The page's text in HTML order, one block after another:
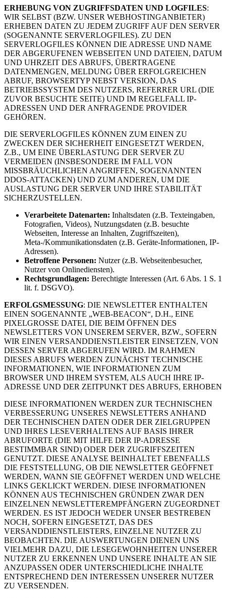
ERHEBUNG VON ZUGRIFFSDATEN UND LOGFILES:
WIR SELBST (BZW. UNSER WEBHOSTINGANBIETER)
ERHEBEN DATEN ZU JEDEM ZUGRIFF AUF DEN SERVER
(SOGENANNTE SERVERLOGFILES). ZU DEN
SERVERLOGFILES KÖNNEN DIE ADRESSE UND NAME
DER ABGERUFENEN WEBSEITEN UND DATEIEN, DATUM
UND UHRZEIT DES ABRUFS, ÜBERTRAGENE
DATENMENGEN, MELDUNG ÜBER ERFOLGREICHEN
ABRUF, BROWSERTYP NEBST VERSION, DAS
BETRIEBSSYSTEM DES NUTZERS, REFERRER URL (DIE
ZUVOR BESUCHTE SEITE) UND IM REGELFALL IP-
ADRESSEN UND DER ANFRAGENDE PROVIDER
GEHÖREN.
DIE SERVERLOGFILES KÖNNEN ZUM EINEN ZU
ZWECKEN DER SICHERHEIT EINGESETZT WERDEN,
Z.B., UM EINE ÜBERLASTUNG DER SERVER ZU
VERMEIDEN (INSBESONDERE IM FALL VON
MISSBRÄUCHLICHEN ANGRIFFEN, SOGENANNTEN
DDOS-ATTACKEN) UND ZUM ANDEREN, UM DIE
AUSLASTUNG DER SERVER UND IHRE STABILITÄT
SICHERZUSTELLEN.
Verarbeitete Datenarten: Inhaltsdaten (z.B. Texteingaben,
Fotografien, Videos), Nutzungsdaten (z.B. besuchte
Webseiten, Interesse an Inhalten, Zugriffszeiten),
Meta-/Kommunikationsdaten (z.B. Geräte-Informationen, IP-
Adressen).
Betroffene Personen: Nutzer (z.B. Webseitenbesucher,
Nutzer von Onlinediensten).
Rechtsgrundlagen: Berechtigte Interessen (Art. 6 Abs. 1 S. 1
lit. f. DSGVO).
ERFOLGSMESSUNG: DIE NEWSLETTER ENTHALTEN
EINEN SOGENANNTE „WEB-BEACON“, D.H., EINE
PIXELGROSSE DATEI, DIE BEIM ÖFFNEN DES
NEWSLETTERS VON UNSEREM SERVER, BZW., SOFERN
WIR EINEN VERSANDDIENSTLEISTER EINSETZEN, VON
DESSEN SERVER ABGERUFEN WIRD. IM RAHMEN
DIESES ABRUFS WERDEN ZUNÄCHST TECHNISCHE
INFORMATIONEN, WIE INFORMATIONEN ZUM
BROWSER UND IHREM SYSTEM, ALS AUCH IHRE IP-
ADRESSE UND DER ZEITPUNKT DES ABRUFS, ERHOBEN
DIESE INFORMATIONEN WERDEN ZUR TECHNISCHEN
VERBESSERUNG UNSERES NEWSLETTERS ANHAND
DER TECHNISCHEN DATEN ODER DER ZIELGRUPPEN
UND IHRES LESEVERHALTENS AUF BASIS IHRER
ABRUFORTE (DIE MIT HILFE DER IP-ADRESSE
BESTIMMBAR SIND) ODER DER ZUGRIFFSZEITEN
GENUTZT. DIESE ANALYSE BEINHALTET EBENFALLS
DIE FESTSTELLUNG, OB DIE NEWSLETTER GEÖFFNET
WERDEN, WANN SIE GEÖFFNET WERDEN UND WELCHE
LINKS GEKLICKT WERDEN. DIESE INFORMATIONEN
KÖNNEN AUS TECHNISCHEN GRÜNDEN ZWAR DEN
EINZELNEN NEWSLETTEREMPFÄNGERN ZUGEORDNET
WERDEN. ES IST JEDOCH WEDER UNSER BESTREBEN
NOCH, SOFERN EINGESETZT, DAS DES
VERSANDDIENSTLEISTERS, EINZELNE NUTZER ZU
BEOBACHTEN. DIE AUSWERTUNGEN DIENEN UNS
VIELMEHR DAZU, DIE LESEGEWOHNHEITEN UNSERER
NUTZER ZU ERKENNEN UND UNSERE INHALTE AN SIE
ANZUPASSEN ODER UNTERSCHIEDLICHE INHALTE
ENTSPRECHEND DEN INTERESSEN UNSERER NUTZER
ZU VERSENDEN.